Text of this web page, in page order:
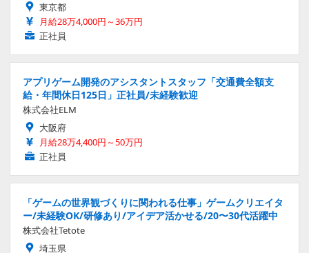
東京都
月給28万4,000円～36万円
正社員
アプリゲーム開発のアシスタントスタッフ「交通費全額支
給・年間休日125日」正社員/未経験歓迎
株式会社ELM
大阪府
月給28万4,400円～50万円
正社員
「ゲームの世界観づくりに関われる仕事」ゲームクリエイタ
ー/未経験OK/研修あり/アイデア活かせる/20〜30代活躍中
株式会社Tetote
埼玉県